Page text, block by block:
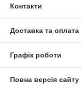
Контакти
Доставка та оплата
Графік роботи
Повна версія сайту